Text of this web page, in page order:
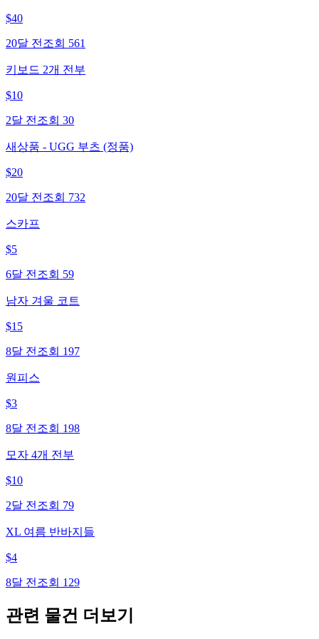
$40
20달 전 조회 561
키보드 2개 전부
$10
2달 전 조회 30
새상품 - UGG 부츠 (정품)
$20
20달 전 조회 732
스카프
$5
6달 전 조회 59
남자 겨울 코트
$15
8달 전 조회 197
원피스
$3
8달 전 조회 198
모자 4개 전부
$10
2달 전 조회 79
XL 여름 반바지들
$4
8달 전 조회 129
관련 물건 더보기